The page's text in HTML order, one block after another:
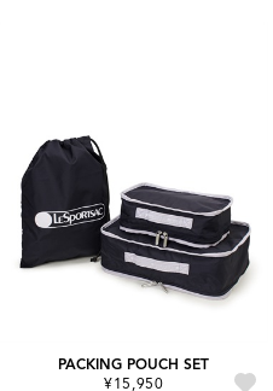
PACKING POUCH SET
¥15,950